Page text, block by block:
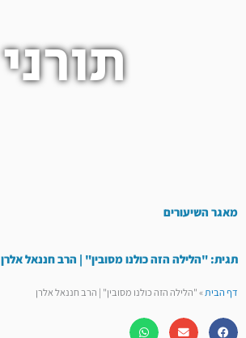
תורני
מאגר השיעורים
תגית: "הלילה הזה כולנו מסובין" | הרב חננאל אלרן
דף הבית»"הלילה הזה כולנו מסובין" | הרב חננאל אלרן